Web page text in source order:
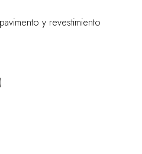
y revestimiento